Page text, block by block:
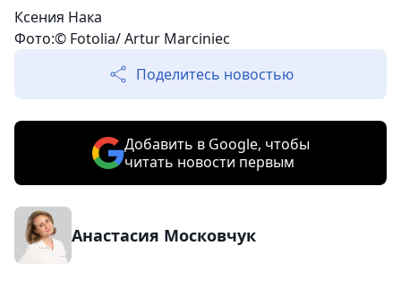
Ксения Нака
Фото:© Fotolia/ Artur Marciniec
Поделитесь новостью
Добавить в Google, чтобы
читать новости первым
Анастасия Московчук